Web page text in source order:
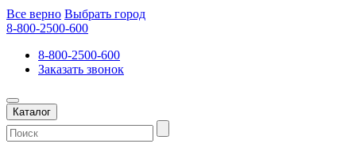
Все верно Выбрать город
8-800-2500-600
8-800-2500-600
Заказать звонок
Каталог